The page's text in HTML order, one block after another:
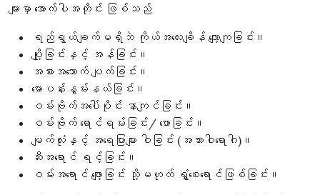
များမှာ အောက်ပါအတိုင်း ဖြစ်သည်
ရည်ရွယ်ချက်မရှိဘဲ ကိုယ်အလေးချိန် လျော့ကျခြင်း။
ပျို့ခြင်းနှင့် အန်ခြင်း။
အစားအသောက် ပျက်ခြင်း။
မောပန်းနွမ်းနယ်ခြင်း။
ဝမ်းဗိုက်အပေါ်ပိုင်း နာကျင်ခြင်း။
ဝမ်းဗိုက် ရောင်ရမ်းခြင်း/ ဖောခြင်း။
မျက်လုံးနှင့် အရေပြားများ ဝါခြင်း (အသားဝါရောဂါ)။
ဆီးအရောင် ရင့်ခြင်း။
ဝမ်းအရောင် ဖျော့ခြင်း သို့မဟုတ် ရွှံ့စေးရောင်ဖြစ်ခြင်း။